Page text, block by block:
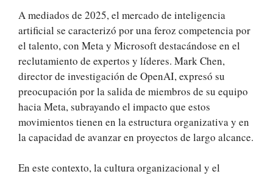
A mediados de 2025, el mercado de inteligencia
artificial se caracterizó por una feroz competencia por
el talento, con Meta y Microsoft destacándose en el
reclutamiento de expertos y líderes. Mark Chen,
director de investigación de OpenAI, expresó su
preocupación por la salida de miembros de su equipo
hacia Meta, subrayando el impacto que estos
movimientos tienen en la estructura organizativa y en
la capacidad de avanzar en proyectos de largo alcance.
En este contexto, la cultura organizacional y el